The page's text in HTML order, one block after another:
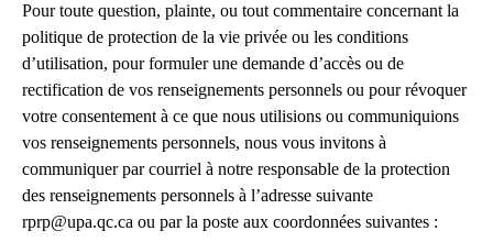
Pour toute question, plainte, ou tout commentaire concernant la
politique de protection de la vie privée ou les conditions
d’utilisation, pour formuler une demande d’accès ou de
rectification de vos renseignements personnels ou pour révoquer
votre consentement à ce que nous utilisions ou communiquions
vos renseignements personnels, nous vous invitons à
communiquer par courriel à notre responsable de la protection
des renseignements personnels à l’adresse suivante
rprp@upa.qc.ca ou par la poste aux coordonnées suivantes :